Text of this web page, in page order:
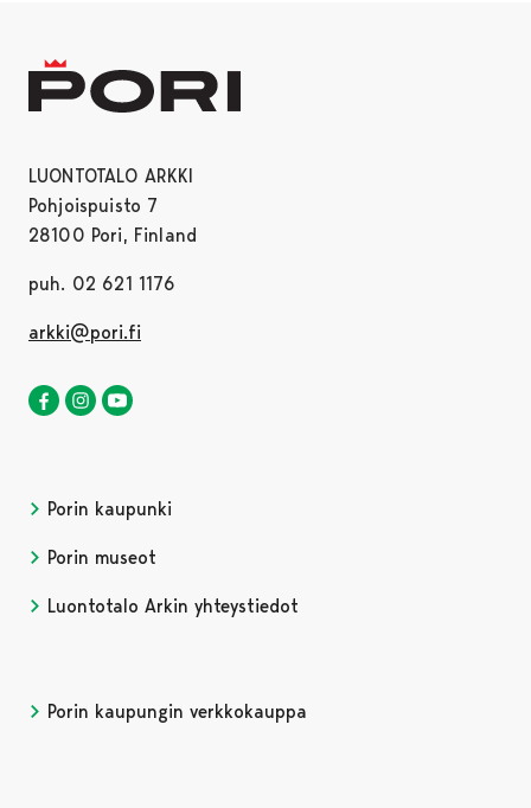
LUONTOTALO ARKKI
Pohjoispuisto 7
28100 Pori, Finland
puh. 02 621 1176
arkki@pori.fi
Luontotalo Arkki Facebookissa
Avautuu uudessa välilehdessä
Luontotalo Arkki Instagramissa
Avautuu uudessa välilehdessä
Porin kaupunki
Porin museot
Luontotalo Arkin yhteystiedot
Porin kaupungin verkkokauppa